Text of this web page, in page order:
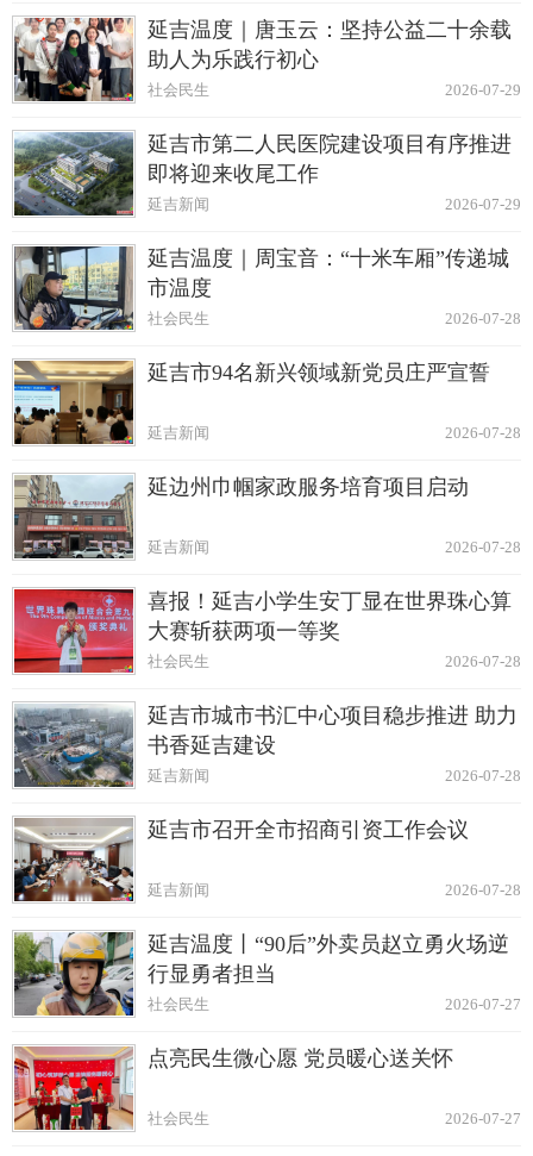
延吉温度｜唐玉云：坚持公益二十余载
助人为乐践行初心
2026-07-29
社会民生
延吉市第二人民医院建设项目有序推进
即将迎来收尾工作
2026-07-29
延吉新闻
延吉温度｜周宝音：“十米车厢”传递城
市温度
2026-07-28
社会民生
延吉市94名新兴领域新党员庄严宣誓
2026-07-28
延吉新闻
延边州巾帼家政服务培育项目启动
2026-07-28
延吉新闻
喜报！延吉小学生安丁显在世界珠心算
大赛斩获两项一等奖
2026-07-28
社会民生
延吉市城市书汇中心项目稳步推进 助力
书香延吉建设
2026-07-28
延吉新闻
延吉市召开全市招商引资工作会议
2026-07-28
延吉新闻
延吉温度丨“90后”外卖员赵立勇火场逆
行显勇者担当
2026-07-27
社会民生
点亮民生微心愿 党员暖心送关怀
2026-07-27
社会民生